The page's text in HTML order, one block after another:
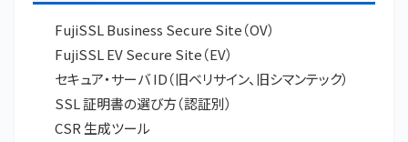
FujiSSL Business Secure Site（OV）
FujiSSL EV Secure Site（EV）
セキュア・サーバ ID（旧ベリサイン、旧シマンテック）
SSL 証明書の選び方（認証別）
CSR 生成ツール